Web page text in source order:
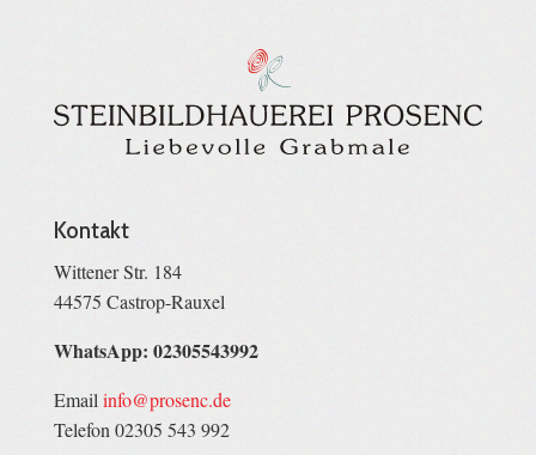
Kontakt
Wittener Str. 184
44575 Castrop-Rauxel
WhatsApp: 02305543992
Emailinfo@prosenc.de
Telefon 02305 543 992